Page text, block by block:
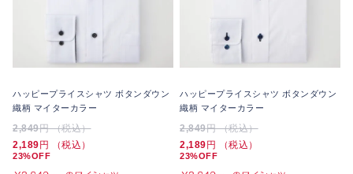
ハッピープライスシャツ ボタンダウン
織柄 マイターカラー
2,849円 （税込）
2,189円 （税込）
23%OFF
ハッピープライスシャツ ボタンダウン
織柄 マイターカラー
2,849円 （税込）
2,189円 （税込）
23%OFF